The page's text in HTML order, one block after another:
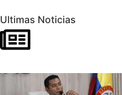
Ultimas Noticias